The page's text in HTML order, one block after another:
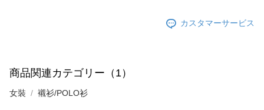
カスタマーサービス
商品関連カテゴリー（1）
女裝 襯衫/POLO衫